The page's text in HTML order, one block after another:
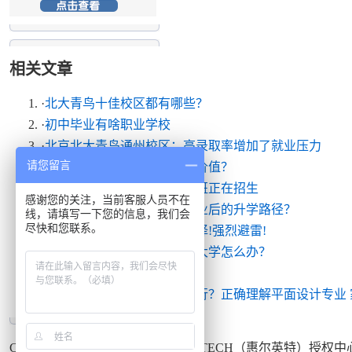
相关文章
·北大青鸟十佳校区都有哪些？
·初中毕业有啥职业学校
·北京北大青鸟通州校区：高录取率增加了就业压力
·中职生如何实现自己的人生价值？
北京北大青鸟学校高考补录班正在招生
·如何选择适合自己的初中毕业后的升学路径？
·读职校这些专业一定不要选择!强烈避雷!
·高考分数低怎么办？没考上大学怎么办？
·北大青鸟有哪专业
在中职学校学平面设计行不行？正确理解平面设计专业
Copyright © 1999-2015北大青鸟APTECH（惠尔英特）授权中
请您留言
感谢您的关注，当前客服人员不在
线，请填写一下您的信息，我们会
尽快和您联系。